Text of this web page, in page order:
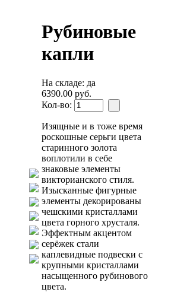
Рубиновые
капли
На складе: да
6390.00 руб.
Кол-во:
Изящные и в тоже время
роскошные серьги цвета
старинного золота
воплотили в себе
знаковые элементы
викторианского стиля.
Изысканные фигурные
элементы декорированы
чешскими кристаллами
цвета горного хрусталя.
Эффектным акцентом
серёжек стали
каплевидные подвески с
крупными кристаллами
насыщенного рубинового
цвета.